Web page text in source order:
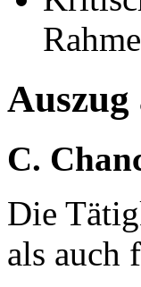
Auszug
C.
Die
als auch